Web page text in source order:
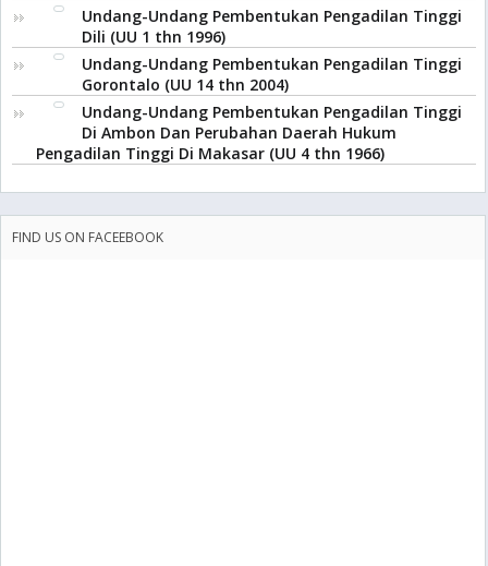
Undang-Undang Pembentukan Pengadilan Tinggi
Dili (UU 1 thn 1996)
Undang-Undang Pembentukan Pengadilan Tinggi
Gorontalo (UU 14 thn 2004)
Undang-Undang Pembentukan Pengadilan Tinggi
Di Ambon Dan Perubahan Daerah Hukum
Pengadilan Tinggi Di Makasar (UU 4 thn 1966)
FIND US ON FACEEBOOK